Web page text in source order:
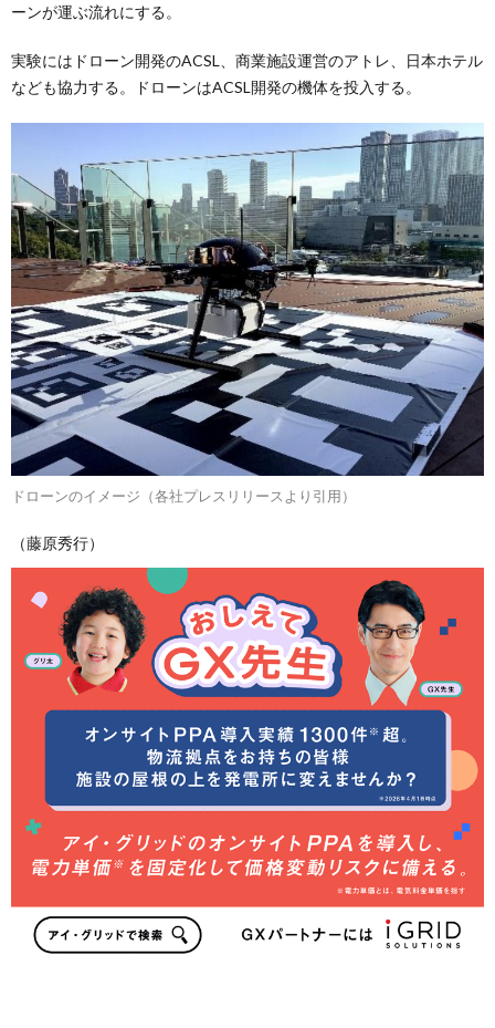
ーンが運ぶ流れにする。
実験にはドローン開発のACSL、商業施設運営のアトレ、日本ホテル
なども協力する。ドローンはACSL開発の機体を投入する。
ドローンのイメージ（各社プレスリリースより引用）
（藤原秀行）